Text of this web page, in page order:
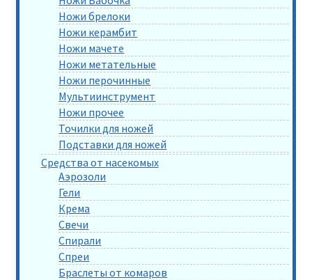
Ножи брелоки
Ножи керамбит
Ножи мачете
Ножи метательные
Ножи перочинные
Мультиинструмент
Ножи прочее
Точилки для ножей
Подставки для ножей
Средства от насекомых
Аэрозоли
Гели
Крема
Свечи
Спирали
Спреи
Браслеты от комаров